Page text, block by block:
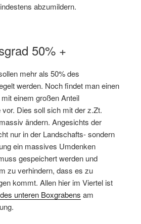
abzumildern.
50% +
mehr als 50% des
werden. Noch findet man einen
einem großen Anteil
Dies soll sich mit der z.Zt.
ändern. Angesichts der
nur in der Landschafts- sondern
ein massives Umdenken
gespeichert werden und
zu verhindern, dass es zu
kommt. Allen hier im Viertel ist
unteren Boxgrabens am